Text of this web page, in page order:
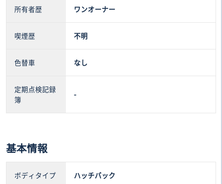
所有者歴 ワンオーナー
喫煙歴 不明
色替車 なし
定期点検記録
簿
-
基本情報
ボディタイプ ハッチバック